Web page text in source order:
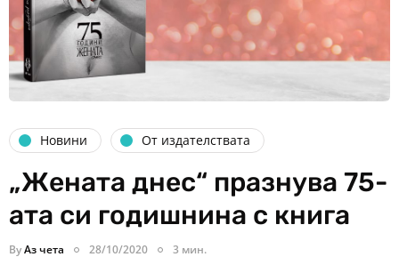
Новини От издателствата
„Жената днес“ празнува 75-
ата си годишнина с книга
ByАз чета 28/10/2020 3 мин.